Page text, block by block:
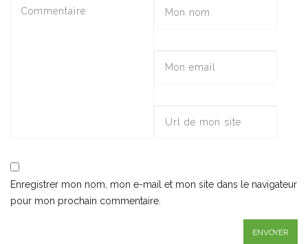
Enregistrer mon nom, mon e-mail et mon site dans le navigateur
pour mon prochain commentaire.